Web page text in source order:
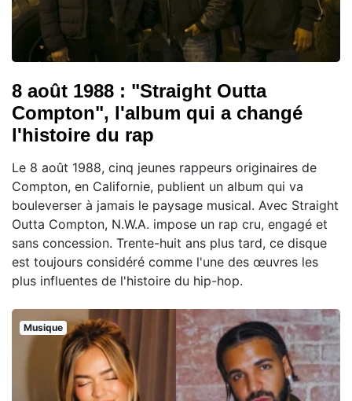
8 août 1988 : "Straight Outta
Compton", l'album qui a changé
l'histoire du rap
Le 8 août 1988, cinq jeunes rappeurs originaires de
Compton, en Californie, publient un album qui va
bouleverser à jamais le paysage musical. Avec Straight
Outta Compton, N.W.A. impose un rap cru, engagé et
sans concession. Trente-huit ans plus tard, ce disque
est toujours considéré comme l'une des œuvres les
plus influentes de l'histoire du hip-hop.
Musique